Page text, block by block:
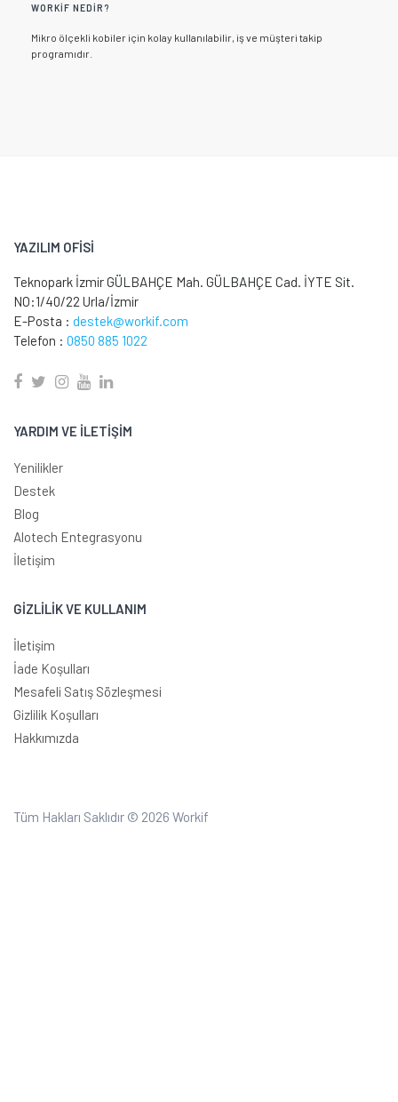
WORKIF NEDIR?
Mikro ölçekli kobiler için kolay kullanılabilir, iş ve müşteri takip
programıdır.
YAZILIM OFİSİ
Teknopark İzmir GÜLBAHÇE Mah. GÜLBAHÇE Cad. İYTE Sit.
NO:1/40/22 Urla/İzmir
E-Posta : destek@workif.com
Telefon : 0850 885 1022
YARDIM VE İLETİŞİM
Yenilikler
Destek
Blog
Alotech Entegrasyonu
İletişim
GİZLİLİK VE KULLANIM
İletişim
İade Koşulları
Mesafeli Satış Sözleşmesi
Gizlilik Koşulları
Hakkımızda
Tüm Hakları Saklıdır © 2026 Workif